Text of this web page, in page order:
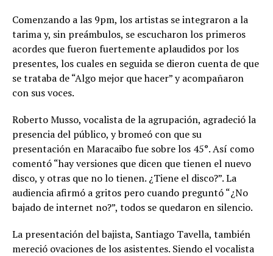
Comenzando a las 9pm, los artistas se integraron a la
tarima y, sin preámbulos, se escucharon los primeros
acordes que fueron fuertemente aplaudidos por los
presentes, los cuales en seguida se dieron cuenta de que
se trataba de “Algo mejor que hacer” y acompañaron
con sus voces.
Roberto Musso, vocalista de la agrupación, agradeció la
presencia del público, y bromeó con que su
presentación en Maracaibo fue sobre los 45°. Así como
comentó “hay versiones que dicen que tienen el nuevo
disco, y otras que no lo tienen. ¿Tiene el disco?”. La
audiencia afirmó a gritos pero cuando preguntó “¿No
bajado de internet no?”, todos se quedaron en silencio.
La presentación del bajista, Santiago Tavella, también
mereció ovaciones de los asistentes. Siendo el vocalista